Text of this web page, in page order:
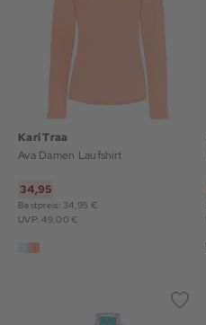
Kari Traa
Ava Damen Laufshirt
34,95
Bestpreis: 34,95 €
UVP: 49,00 €